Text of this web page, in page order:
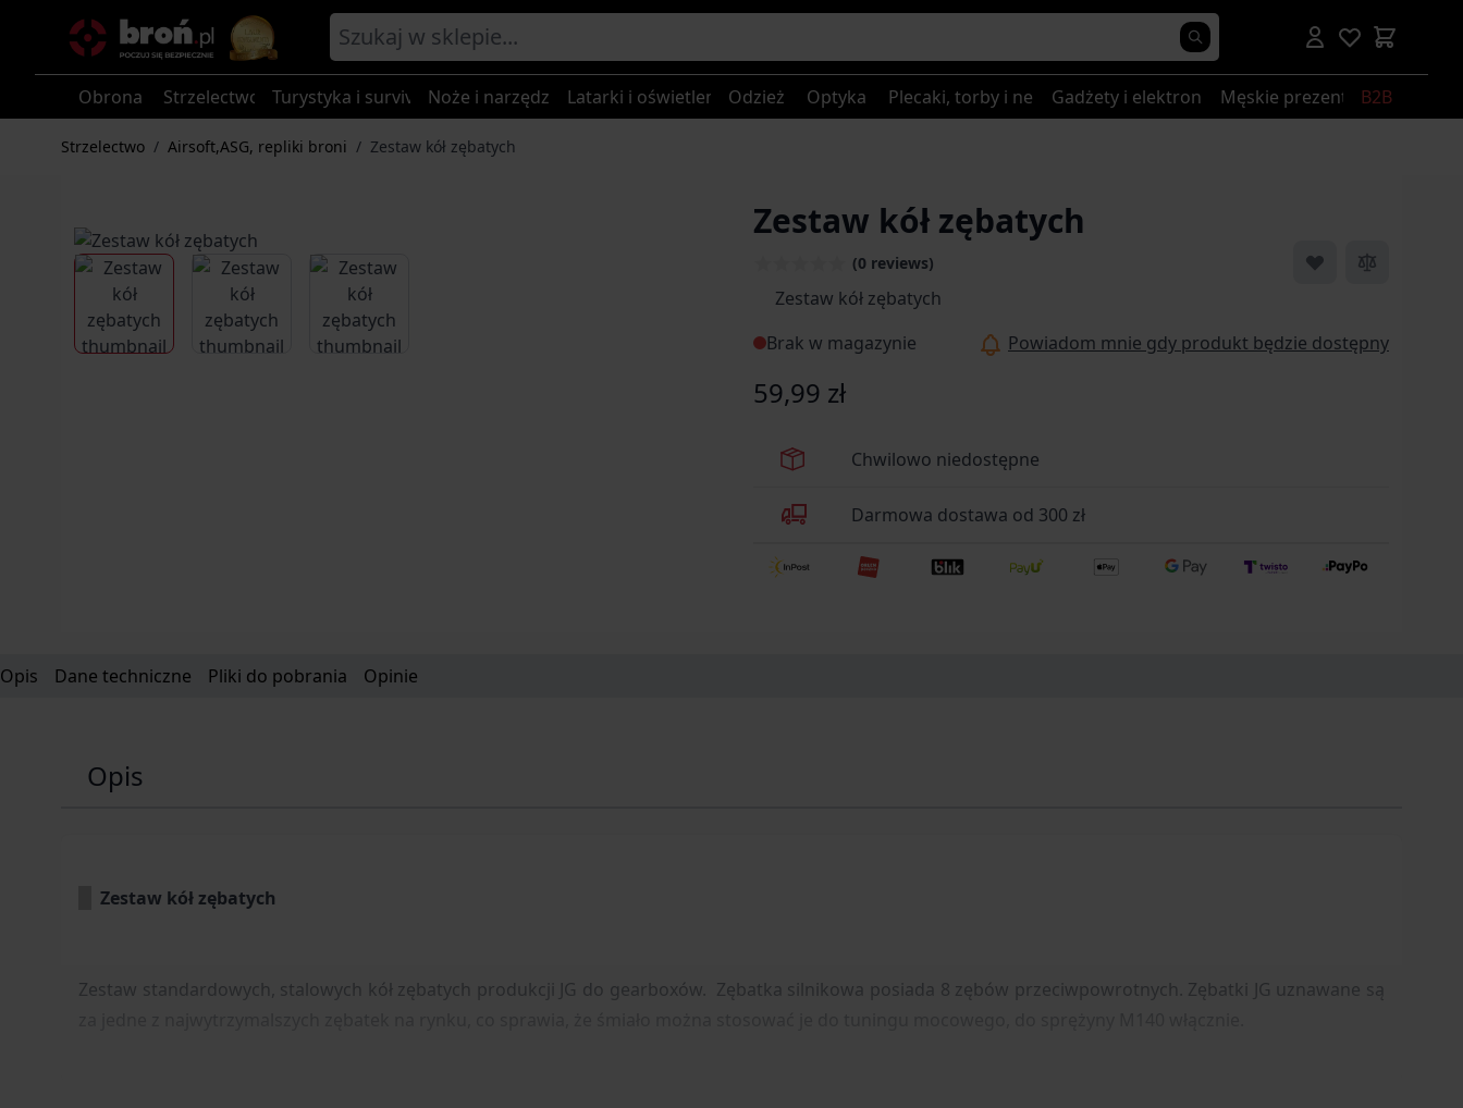
Obrona Strzelectwo Turystyka i survival Noże i narzędzia Latarki i oświetlenieOdzież Optyka Plecaki, torby i nerkiGadżety i elektronikaMęskie prezenty B2B
Strzelectwo / Airsoft,ASG, repliki broni / Zestaw kół zębatych
Zestaw kół zębatych
(0 reviews)
View larger imageView larger imageView larger image
Zestaw kół zębatych
Brak w magazynie
Powiadom mnie gdy produkt będzie dostępny
59,99 zł
Chwilowo niedostępne
Darmowa dostawa od 300 zł
Opis Dane techniczne Pliki do pobrania Opinie
Opis
Zestaw kół zębatych
Zestaw standardowych, stalowych kół zębatych produkcji JG do gearboxów. Zębatka silnikowa posiada 8 zębów przeciwpowrotnych. Zębatki JG uznawane są